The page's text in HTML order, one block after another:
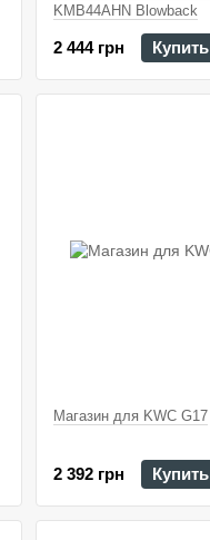
KMB44AHN Blowback
2 444 грн Купить
Магазин для KWC G17
2 392 грн Купить